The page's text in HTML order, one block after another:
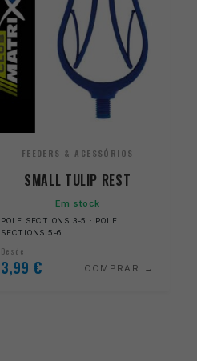
FEEDERS & ACESSÓRIOS
SMALL TULIP REST
Em stock
POLE SECTIONS 3-5 · POLE
SECTIONS 5-6
Desde
3,99 € COMPRAR